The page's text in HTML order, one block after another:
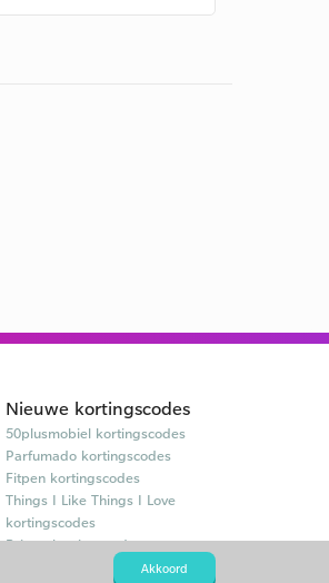
Nieuwe kortingscodes
50plusmobiel kortingscodes
Parfumado kortingscodes
Fitpen kortingscodes
Things I Like Things I Love
kortingscodes
Briters kortingscodes
Akkoord